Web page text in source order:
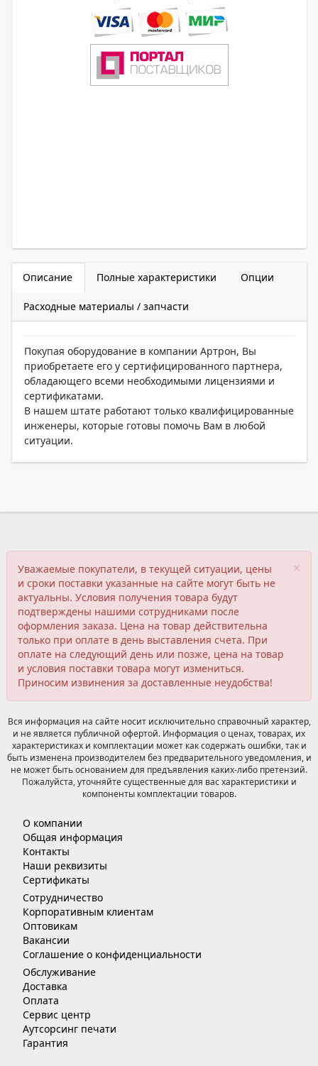
Описание Полные характеристики Опции
Расходные материалы / запчасти
Покупая оборудование в компании Артрон, Вы
приобретаете его у сертифицированного партнера,
обладающего всеми необходимыми лицензиями и
сертификатами.
В нашем штате работают только квалифицированные
инженеры, которые готовы помочь Вам в любой
ситуации.
×
Уважаемые покупатели, в текущей ситуации, цены
и сроки поставки указанные на сайте могут быть не
актуальны. Условия получения товара будут
подтверждены нашими сотрудниками после
оформления заказа. Цена на товар действительна
только при оплате в день выставления счета. При
оплате на следующий день или позже, цена на товар
и условия поставки товара могут измениться.
Приносим извинения за доставленные неудобства!
Вся информация на сайте носит исключительно справочный характер,
и не является публичной офертой. Информация о ценах, товарах, их
характеристиках и комплектации может как содержать ошибки, так и
быть изменена производителем без предварительного уведомления, и
не может быть основанием для предъявления каких-либо претензий.
Пожалуйста, уточняйте существенные для вас характеристики и
компоненты комплектации товаров.
О компании
Общая информация
Контакты
Наши реквизиты
Сертификаты
Сотрудничество
Корпоративным клиентам
Оптовикам
Вакансии
Соглашение о конфиденциальности
Обслуживание
Доставка
Оплата
Сервис центр
Аутсорсинг печати
Гарантия